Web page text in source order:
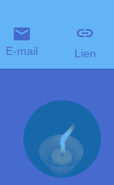
E-mail Lien